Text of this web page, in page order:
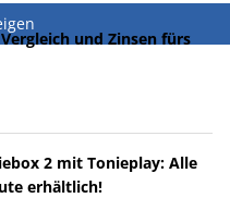
und Zinsen fürs
2 mit Tonieplay: Alle
erhältlich!